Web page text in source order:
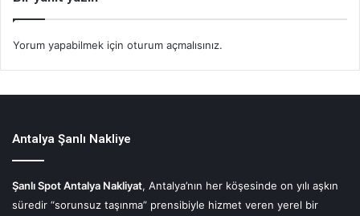
Yorum yapabilmek için oturum açmalısınız.
Antalya Şanlı Nakliye
Şanlı Spot Antalya Nakliyat, Antalya’nın her köşesinde on yılı aşkın
süredir “sorunsuz taşınma” prensibiyle hizmet veren yerel bir